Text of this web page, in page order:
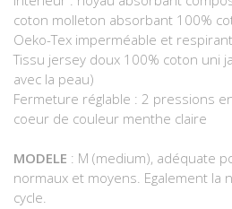
coton molleton absorbant 100%
Oeko-Tex imperméable et respirant
Tissu jersey doux 100% coton uni
avec la peau)
Fermeture réglable : 2 pressions
coeur de couleur menthe claire
MODELE : M (medium), adéquate
normaux et moyens. Egalement la
cycle.